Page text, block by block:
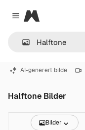
Close menu
Magnific
AI-generert bilde
Halftone Bilder
Bilder